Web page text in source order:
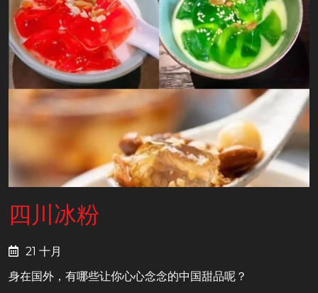
四川冰粉
21 十月
身在国外，有哪些让你心心念念的中国甜品呢？